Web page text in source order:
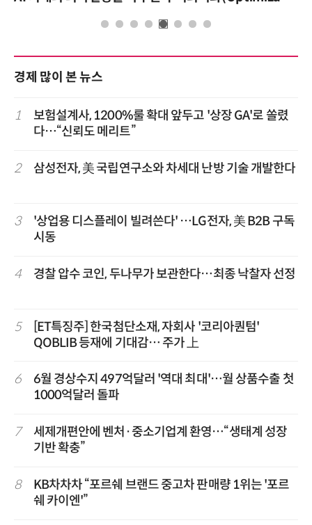
경제 많이 본 뉴스
1
보험설계사, 1200%룰 확대 앞두고 '상장 GA'로 쏠렸
다…“신뢰도 메리트”
2 삼성전자, 美 국립연구소와 차세대 난방 기술 개발한다
3
'상업용 디스플레이 빌려쓴다' …LG전자, 美 B2B 구독
시동
4 경찰 압수 코인, 두나무가 보관한다…최종 낙찰자 선정
5
[ET특징주] 한국첨단소재, 자회사 '코리아퀀텀'
QOBLIB 등재에 기대감… 주가 上
6
6월 경상수지 497억달러 '역대 최대'…월 상품수출 첫
1000억달러 돌파
7
세제개편안에 벤처·중소기업계 환영…“생태계 성장
기반 확충”
8
KB차차차 “포르쉐 브랜드 중고차 판매량 1위는 '포르
쉐 카이엔'”